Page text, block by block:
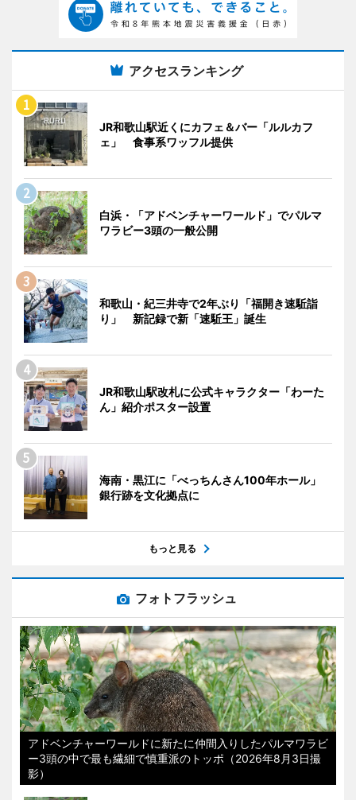
アクセスランキング
JR和歌山駅近くにカフェ＆バー「ルルカフ
ェ」 食事系ワッフル提供
白浜・「アドベンチャーワールド」でパルマ
ワラビー3頭の一般公開
和歌山・紀三井寺で2年ぶり「福開き速駈詣
り」 新記録で新「速駈王」誕生
JR和歌山駅改札に公式キャラクター「わーた
ん」紹介ポスター設置
海南・黒江に「べっちんさん100年ホール」
銀行跡を文化拠点に
もっと見る
フォトフラッシュ
アドベンチャーワールドに新たに仲間入りしたパルマワラビ
ー3頭の中で最も繊細で慎重派のトッポ（2026年8月3日撮
影）